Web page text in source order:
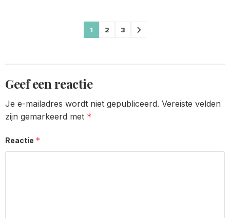
Comments 1 2 3
Geef een reactie
Je e-mailadres wordt niet gepubliceerd. Vereiste velden
zijn gemarkeerd met *
Reactie *